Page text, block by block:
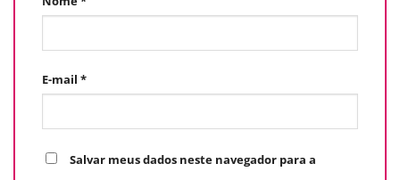
E-mail *
Salvar meus dados neste navegador para a